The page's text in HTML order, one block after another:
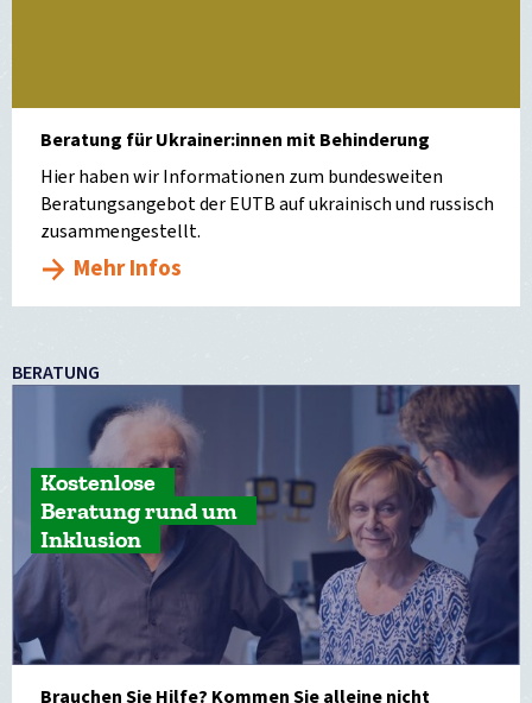
Beratung für Ukrainer:innen mit Behinderung
Hier haben wir Informationen zum bundesweiten
Beratungsangebot der EUTB auf ukrainisch und russisch
zusammengestellt.
Mehr Infos
BERATUNG
Kostenlose
Beratung rund um
Inklusion
Brauchen Sie Hilfe? Kommen Sie alleine nicht